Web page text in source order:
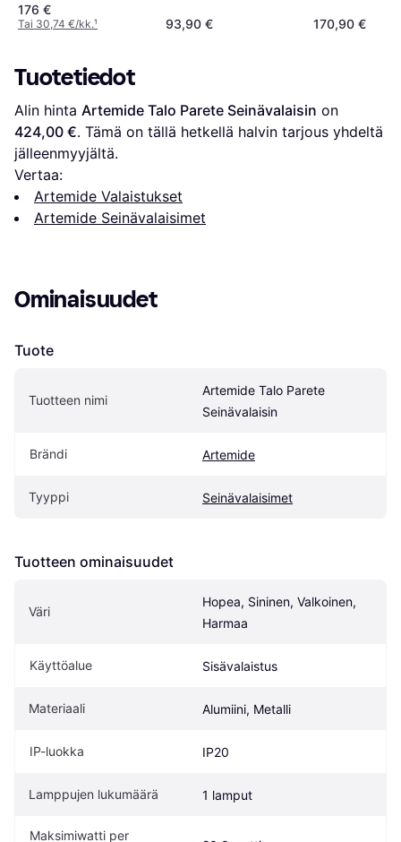
176 €
Tai 30,74 €/kk.¹ 93,90 € 170,90 €
Tuotetiedot
Alin hinta Artemide Talo Parete Seinävalaisin
424,00 €. Tämä on tällä hetkellä halvin tarjous yhdeltä
jälleenmyyjältä.
Vertaa:
Artemide Valaistukset
Artemide Seinävalaisimet
Ominaisuudet
Tuote
Tuotteen nimi
Artemide Talo Parete
Seinävalaisin
Brändi Artemide
Tyyppi Seinävalaisimet
Tuotteen ominaisuudet
Väri
Hopea, Sininen, Valkoinen,
Harmaa
Käyttöalue Sisävalaistus
Materiaali Alumiini, Metalli
IP-luokka IP20
Lamppujen lukumäärä 1 lamput
Maksimiwatti per